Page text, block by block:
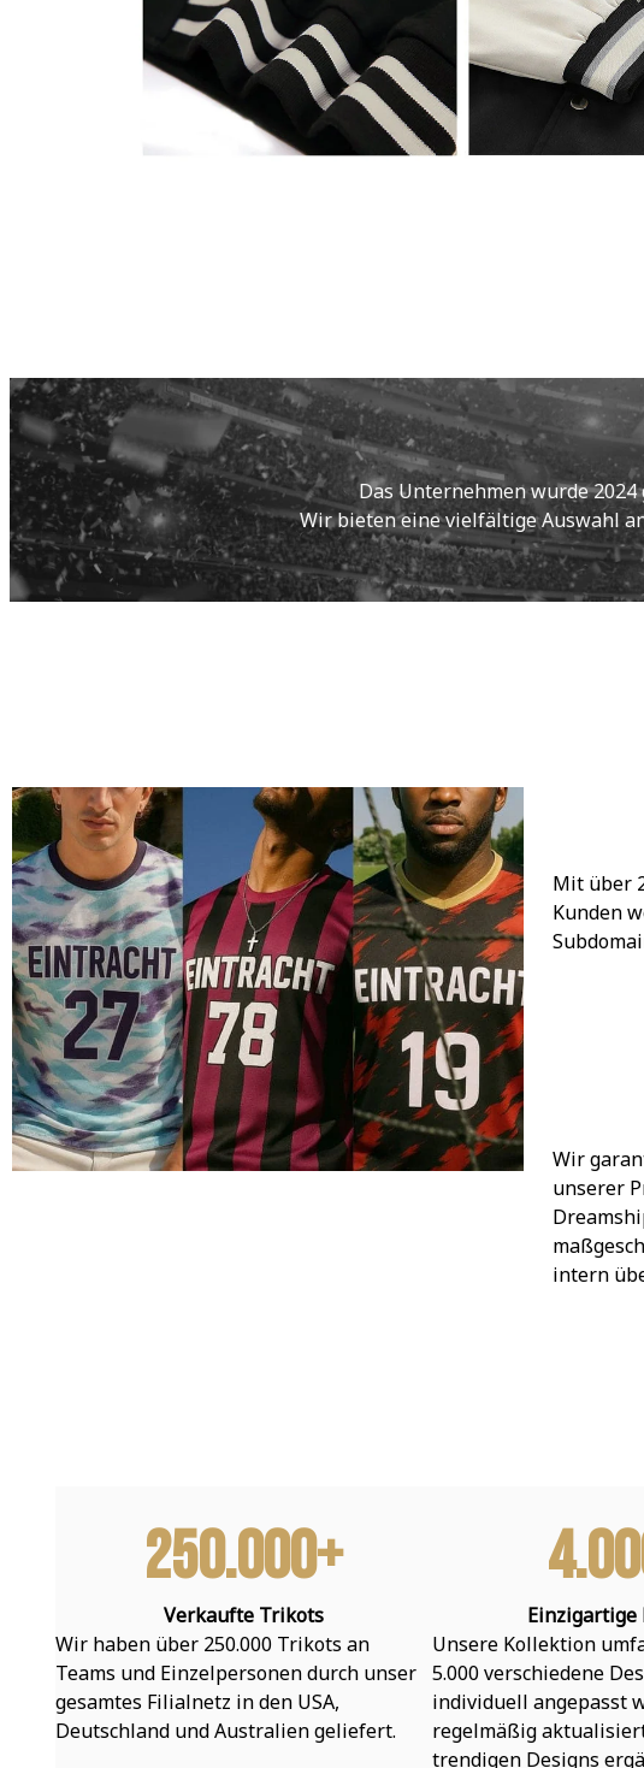
Das Unternehmen wurde
Wir bieten eine vielfältige Auswahl
Mit über
Kunden
Wir
unserer
intern
250.000+
Verkaufte Trikots
Wir haben über 250.000 Trikots an
Teams und Einzelpersonen durch unser
gesamtes Filialnetz in den USA,
Deutschland und Australien geliefert.
Einzigartige
Unsere Kollektion
5.000 verschiedene
individuell angepasst
regelmäßig
trendigen Designs